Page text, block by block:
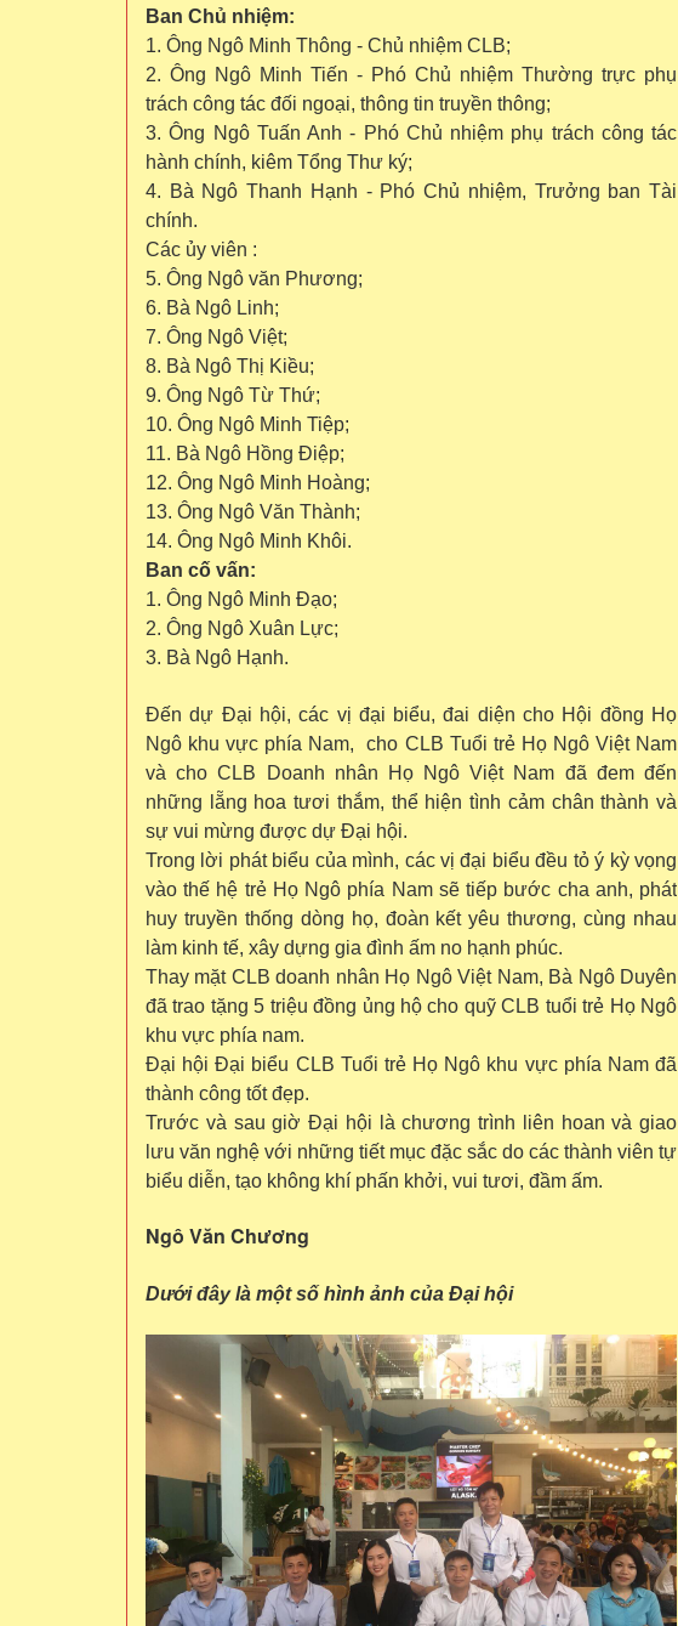
Ban Chủ nhiệm:
1. Ông Ngô Minh Thông - Chủ nhiệm CLB;
2. Ông Ngô Minh Tiến - Phó Chủ nhiệm Thường trực phụ
trách công tác đối ngoại, thông tin truyền thông;
3. Ông Ngô Tuấn Anh - Phó Chủ nhiệm phụ trách công tác
hành chính, kiêm Tổng Thư ký;
4. Bà Ngô Thanh Hạnh - Phó Chủ nhiệm, Trưởng ban Tài
chính.
Các ủy viên :
5. Ông Ngô văn Phương;
6. Bà Ngô Linh;
7. Ông Ngô Việt;
8. Bà Ngô Thị Kiều;
9. Ông Ngô Từ Thứ;
10. Ông Ngô Minh Tiệp;
11. Bà Ngô Hồng Điệp;
12. Ông Ngô Minh Hoàng;
13. Ông Ngô Văn Thành;
14. Ông Ngô Minh Khôi.
Ban cố vấn:
1. Ông Ngô Minh Đạo;
2. Ông Ngô Xuân Lực;
3. Bà Ngô Hạnh.
Đến dự Đại hội, các vị đại biểu, đai diện cho Hội đồng Họ
Ngô khu vực phía Nam, cho CLB Tuổi trẻ Họ Ngô Việt Nam
và cho CLB Doanh nhân Họ Ngô Việt Nam đã đem đến
những lẵng hoa tươi thắm, thể hiện tình cảm chân thành và
sự vui mừng được dự Đại hội.
Trong lời phát biểu của mình, các vị đại biểu đều tỏ ý kỳ vọng
vào thế hệ trẻ Họ Ngô phía Nam sẽ tiếp bước cha anh, phát
huy truyền thống dòng họ, đoàn kết yêu thương, cùng nhau
làm kinh tế, xây dựng gia đình ấm no hạnh phúc.
Thay mặt CLB doanh nhân Họ Ngô Việt Nam, Bà Ngô Duyên
đã trao tặng 5 triệu đồng ủng hộ cho quỹ CLB tuổi trẻ Họ Ngô
khu vực phía nam.
Đại hội Đại biểu CLB Tuổi trẻ Họ Ngô khu vực phía Nam đã
thành công tốt đẹp.
Trước và sau giờ Đại hội là chương trình liên hoan và giao
lưu văn nghệ với những tiết mục đặc sắc do các thành viên tự
biểu diễn, tạo không khí phấn khởi, vui tươi, đầm ấm.
Ngô Văn Chương
Dưới đây là một số hình ảnh của Đại hội